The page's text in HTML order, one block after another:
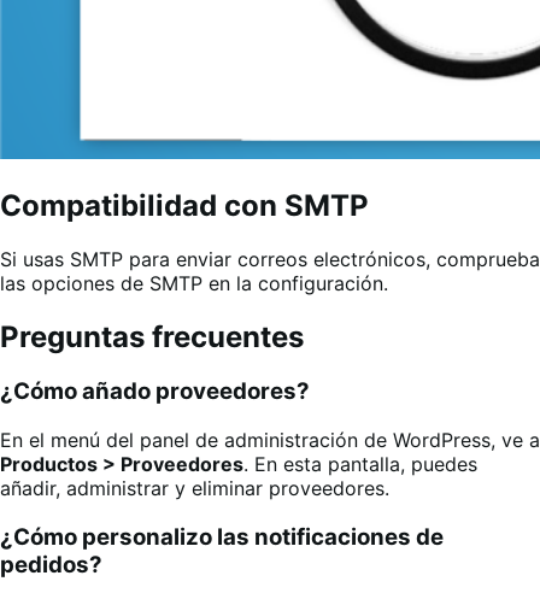
Compatibilidad con SMTP
Si usas SMTP para enviar correos electrónicos, comprueba
las opciones de SMTP en la configuración.
Preguntas frecuentes
¿Cómo añado proveedores?
En el menú del panel de administración de WordPress, ve a
Productos > Proveedores. En esta pantalla, puedes
añadir, administrar y eliminar proveedores.
¿Cómo personalizo las notificaciones de
pedidos?